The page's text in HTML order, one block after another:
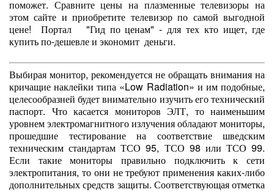
поможет. Сравните цены на плазменные телевизоры на
этом сайте и приобретите телевизор по самой выгодной
цене! Портал "Гид по ценам" - для тех кто ищет, где
купить по-дешевле и экономит деньги.
Выбирая монитор, рекомендуется не обращать внимания на
кричащие наклейки типа «Low Radiation» и им подобные,
целесообразней будет внимательно изучить его технический
паспорт. Что касается мониторов ЭЛТ, то наименьшим
уровнем электромагнитного излучения обладают мониторы,
прошедшие тестирование на соответствие шведским
техническим стандартам ТСО 95, ТСО 98 или ТСО 99.
Если такие мониторы правильно подключить к сети
электропитания, то они не требуют применения каких-либо
дополнительных средств защиты. Соответствующая отметка